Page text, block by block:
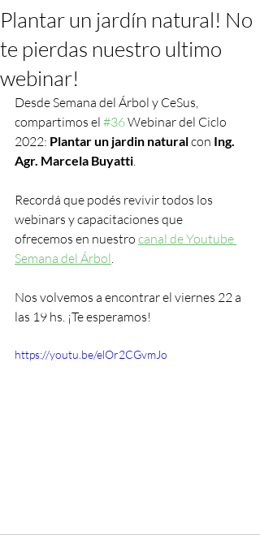
Plantar un jardín natural! No
te pierdas nuestro ultimo
webinar!
Desde Semana del Árbol y CeSus,
compartimos el #36 Webinar del Ciclo
2022: Plantar un jardin natural con Ing.
Agr. Marcela Buyatti.
Recordá que podés revivir todos los
webinars y capacitaciones que
ofrecemos en nuestro canal de Youtube
Semana del Árbol.
Nos volvemos a encontrar el viernes 22 a
las 19 hs. ¡Te esperamos!
https://youtu.be/elOr2CGvmJo